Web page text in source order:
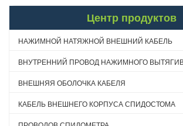
Центр продуктов
НАЖИМНОЙ НАТЯЖНОЙ ВНЕШНИЙ КАБЕЛЬ
ВНУТРЕННИЙ ПРОВОД НАЖИМНОГО
ВНЕШНЯЯ ОБОЛОЧКА КАБЕЛЯ
КАБЕЛЬ ВНЕШНЕГО КОРПУСА СПИДОСТОМА